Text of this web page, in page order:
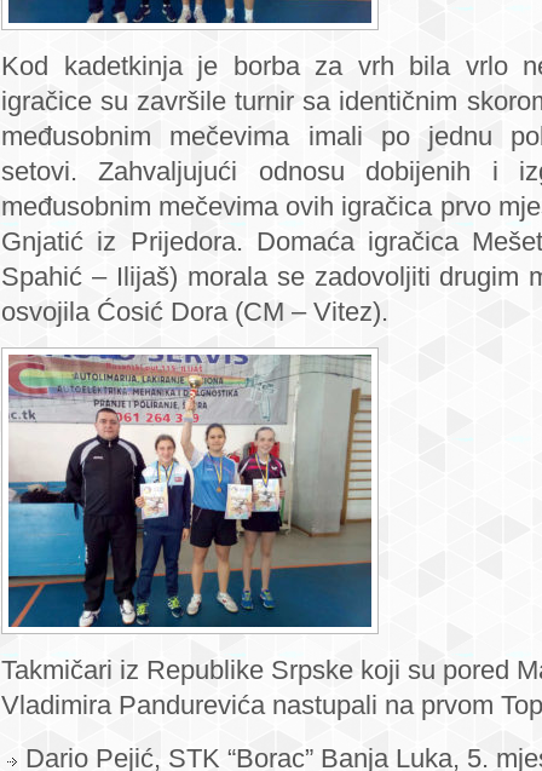
Kod kadetkinja je borba za vrh bila vrlo
igračice su završile turnir sa identičnim
međusobnim mečevima imali po jednu
setovi. Zahvaljujući odnosu dobijenih i
međusobnim mečevima ovih igračica prvo
Gnjatić iz Prijedora. Domaća igračica
Spahić – Ilijaš) morala se zadovoljiti drugim
osvojila Ćosić Dora (CM – Vitez).
Takmičari iz Republike Srpske koji su pored
Vladimira Pandurevića nastupali na prvom
Dario Pejić, STK “Borac” Banja Luka, 5.